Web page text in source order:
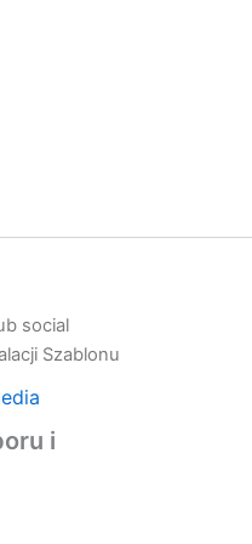
social
Szablonu
i